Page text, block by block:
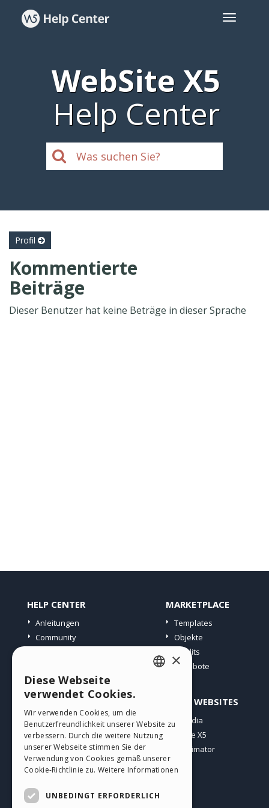
WebSite X5
Help Center
Profil
Kommentierte
Beiträge
Dieser Benutzer hat keine Beträge in dieser Sprache
HELP CENTER
Anleitungen
Community
MARKETPLACE
Templates
Objekte
Credits
Angebote
PROFIL
Meine Beiträge
Meine Lizenz
Download
Webhosting
ANDERE WEBSITES
Incomedia
WebSite X5
WebAnimator
GERMAN
SPANISH
PORTUGUESE
×
Diese Webseite
verwendet Cookies.
Wir verwenden Cookies, um die
Benutzerfreundlichkeit unserer Website zu
verbessern. Durch die weitere Nutzung
unserer Webseite stimmen Sie der
Verwendung von Cookies gemäß unserer
Cookie-Richtlinie zu. Weitere Informationen
UNBEDINGT ERFORDERLICH